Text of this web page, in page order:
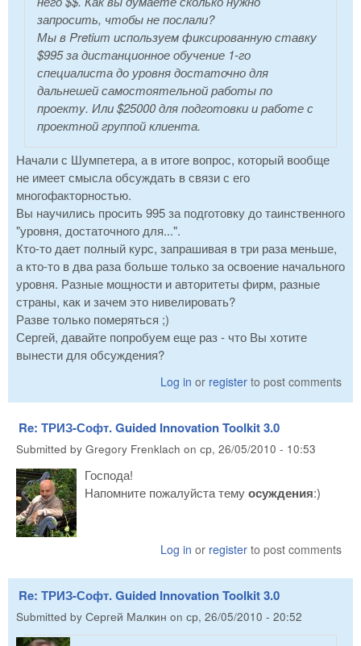
запросить, чтобы не послали?
Мы в Pretium используем фиксированную ставку
$995 за дистанционное обучение 1-го
специалиста до уровня достаточно для
дальнешей самостоятельной работы по
проекту. Или $25000 для подготовки и работе с
проектной группой клиента.
Начали с Шумпетера, а в итоге вопрос, который вообще
не имеет смысла обсуждать в связи с его
многофакторностью.
Вы научились просить 995 за подготовку до таинственного
"уровня, достаточного для...".
Кто-то дает полный курс, запрашивая в три раза меньше,
а кто-то в два раза больше только за освоение начального
уровня. Разные мощности и авторитеты фирм, разные
страны, как и зачем это нивелировать?
Разве только померяться ;)
Сергей, давайте попробуем еще раз - что Вы хотите
вынести для обсуждения?
Log in or register to post comments
Re: ТРИЗ-Софт. Guided Innovation Toolkit 3.0
Submitted by Gregory Frenklach on ср, 26/05/2010 - 10:53
Господа!
Напомните пожалуйста темуосуждения:)
Log in or register to post comments
Re: ТРИЗ-Софт. Guided Innovation Toolkit 3.0
Submitted by Сергей Малкин on ср, 26/05/2010 - 20:52